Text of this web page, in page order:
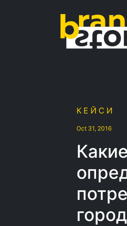
КЕЙСИ
Oct 31, 2016